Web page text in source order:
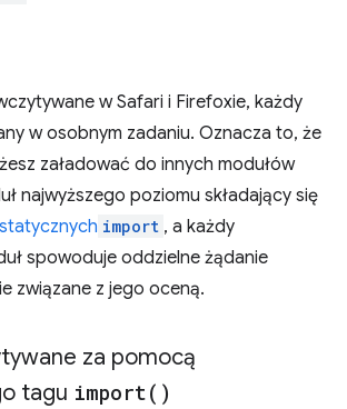
w Safari i Firefoxie, każdy
w osobnym zadaniu. Oznacza to, że
załadować do innych modułów
najwyższego poziomu składający się
statycznych import , a każdy
spowoduje oddzielne żądanie
związane z jego oceną.
za pomocą
tagu import( )